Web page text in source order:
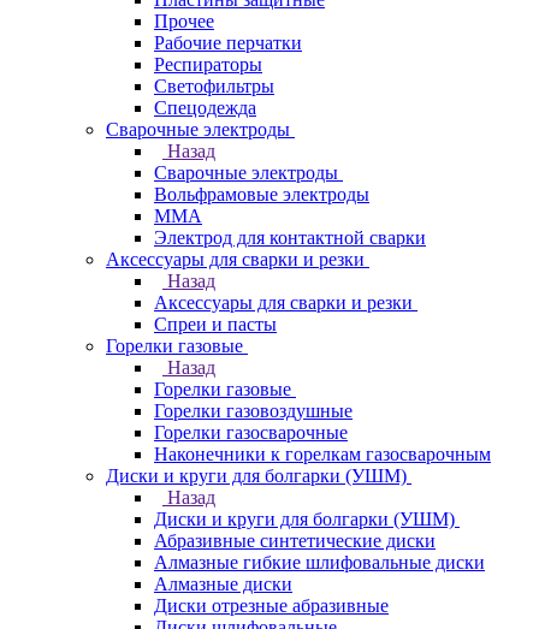
Прочее
Рабочие перчатки
Респираторы
Светофильтры
Спецодежда
Сварочные электроды
Назад
Сварочные электроды
Вольфрамовые электроды
ММА
Электрод для контактной сварки
Аксессуары для сварки и резки
Назад
Аксессуары для сварки и резки
Спреи и пасты
Горелки газовые
Назад
Горелки газовые
Горелки газовоздушные
Горелки газосварочные
Наконечники к горелкам газосварочным
Диски и круги для болгарки (УШМ)
Назад
Диски и круги для болгарки (УШМ)
Абразивные синтетические диски
Алмазные гибкие шлифовальные диски
Алмазные диски
Диски отрезные абразивные